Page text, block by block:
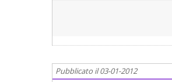
Pubblicato il 03-01-2012